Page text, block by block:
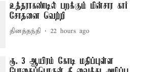
உத்தராகண்டில் பறக்கும் மின்சார கார்
சோதனை வெற்றி
தினத்தந்தி 22 hours ago
ரூ. 3 ஆயிரம் கோடி மதிப்புள்ள